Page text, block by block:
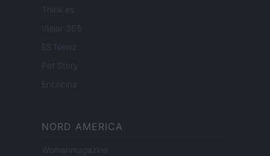
Think.es
Viajar 365
ES Newz
Pet Story
Encocina
NORD AMERICA
Womanmagazine